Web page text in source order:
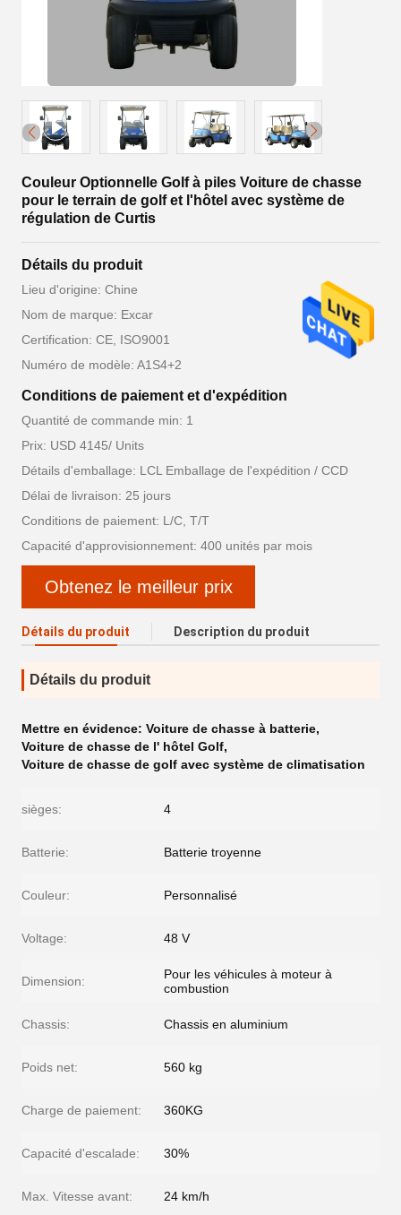
Couleur Optionnelle Golf à piles Voiture de chasse
pour le terrain de golf et l'hôtel avec système de
régulation de Curtis
Détails du produit
Lieu d'origine: Chine
Nom de marque: Excar
Certification: CE, ISO9001
Numéro de modèle: A1S4+2
Conditions de paiement et d'expédition
Quantité de commande min: 1
Prix: USD 4145/ Units
Détails d'emballage: LCL Emballage de l'expédition / CCD
Délai de livraison: 25 jours
Conditions de paiement: L/C, T/T
Capacité d'approvisionnement: 400 unités par mois
Obtenez le meilleur prix
Détails du produit Description du produit
Détails du produit
Mettre en évidence: Voiture de chasse à batterie,
Voiture de chasse de l' hôtel Golf,
Voiture de chasse de golf avec système de climatisation
sièges: 4
Batterie: Batterie troyenne
Couleur: Personnalisé
Voltage: 48 V
Dimension:
Pour les véhicules à moteur à
combustion
Chassis: Chassis en aluminium
Poids net: 560 kg
Charge de paiement: 360KG
Capacité d'escalade: 30%
Max. Vitesse avant: 24 km/h